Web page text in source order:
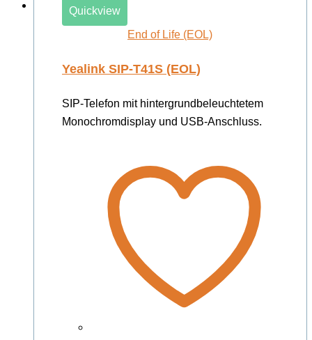
Quickview
End of Life (EOL)
Yealink SIP-T41S (EOL)
SIP-Telefon mit hintergrundbeleuchtetem
Monochromdisplay und USB-Anschluss.